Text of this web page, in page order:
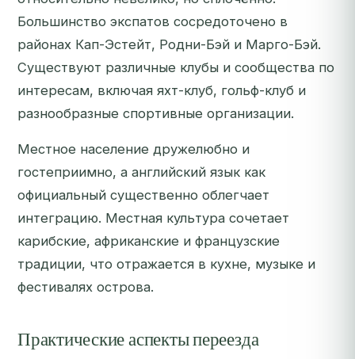
Большинство экспатов сосредоточено в
районах Кап-Эстейт, Родни-Бэй и Марго-Бэй.
Существуют различные клубы и сообщества по
интересам, включая яхт-клуб, гольф-клуб и
разнообразные спортивные организации.
Местное население дружелюбно и
гостеприимно, а английский язык как
официальный существенно облегчает
интеграцию. Местная культура сочетает
карибские, африканские и французские
традиции, что отражается в кухне, музыке и
фестивалях острова.
Практические аспекты переезда